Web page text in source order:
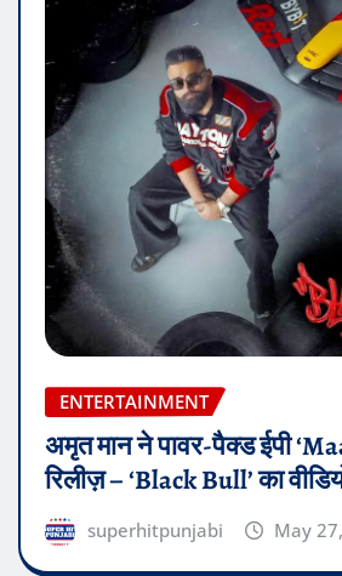
ENTERTAINMENT
अमृत मान ने पावर-पैक्ड ईपी
रिलीज़ – ‘Black Bull’ का
superhitpunjabi May